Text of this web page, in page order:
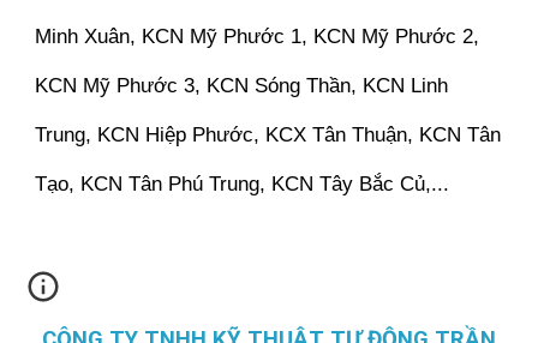
Minh Xuân, KCN Mỹ Phước 1, KCN Mỹ Phước 2,
KCN Mỹ Phước 3, KCN Sóng Thần, KCN Linh
Trung, KCN Hiệp Phước, KCX Tân Thuận, KCN Tân
Tạo, KCN Tân Phú Trung, KCN Tây Bắc Củ,...